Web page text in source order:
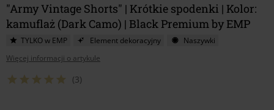
"Army Vintage Shorts" | Krótkie spodenki | Kolor:
kamuflaż (Dark Camo) | Black Premium by EMP
TYLKO w EMP Element dekoracyjny
Naszywki
Więcej informacji o artykule
(3)